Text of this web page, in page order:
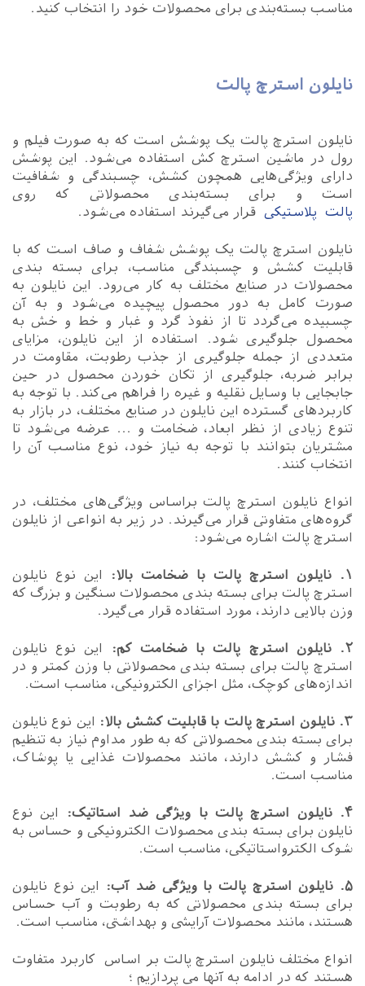
مناسب بسته‌بندی برای محصولات خود را انتخاب کنید.
نایلون استرچ پالت
نایلون استرچ پالت یک پوشش است که به صورت فیلم و
رول در ماشین استرچ کش استفاده می‌شود. این پوشش
دارای ویژگی‌هایی همچون کشش، چسبندگی و شفافیت
است و برای بسته‌بندی محصولاتی که روی
پالت پلاستیکی قرار می‌گیرند استفاده می‌شود.
نایلون استرچ پالت یک پوشش شفاف و صاف است که با
قابلیت کشش و چسبندگی مناسب، برای بسته بندی
محصولات در صنایع مختلف به کار می‌رود. این نایلون به
صورت کامل به دور محصول پیچیده می‌شود و به آن
چسبیده می‌گردد تا از نفوذ گرد و غبار و خط و خش به
محصول جلوگیری شود. استفاده از این نایلون، مزایای
متعددی از جمله جلوگیری از جذب رطوبت، مقاومت در
برابر ضربه، جلوگیری از تکان خوردن محصول در حین
جابجایی با وسایل نقلیه و غیره را فراهم می‌کند. با توجه به
کاربردهای گسترده این نایلون در صنایع مختلف، در بازار به
تنوع زیادی از نظر ابعاد، ضخامت و ... عرضه می‌شود تا
مشتریان بتوانند با توجه به نیاز خود، نوع مناسب آن را
انتخاب کنند.
انواع نایلون استرچ پالت براساس ویژگی‌های مختلف، در
گروه‌های متفاوتی قرار می‌گیرند. در زیر به انواعی از نایلون
استرچ پالت اشاره می‌شود:
۱. نایلون استرچ پالت با ضخامت بالا:
این نوع نایلون
استرچ پالت برای بسته بندی محصولات سنگین و بزرگ که
وزن بالایی دارند، مورد استفاده قرار می‌گیرد.
۲. نایلون استرچ پالت با ضخامت کم:
این نوع نایلون
استرچ پالت برای بسته بندی محصولاتی با وزن کمتر و در
اندازه‌های کوچک، مثل اجزای الکترونیکی، مناسب است.
۳. نایلون استرچ پالت با قابلیت کشش بالا:
این نوع نایلون
برای بسته بندی محصولاتی که به طور مداوم نیاز به تنظیم
فشار و کشش دارند، مانند محصولات غذایی یا پوشاک،
مناسب است.
۴. نایلون استرچ پالت با ویژگی ضد استاتیک:
این نوع
نایلون برای بسته بندی محصولات الکترونیکی و حساس به
شوک الکترواستاتیکی، مناسب است.
۵. نایلون استرچ پالت با ویژگی ضد آب:
این نوع نایلون
برای بسته بندی محصولاتی که به رطوبت و آب حساس
هستند، مانند محصولات آرایشی و بهداشتی، مناسب است.
انواع مختلف نایلون استرچ پالت بر اساس کاربرد متفاوت
هستند که در ادامه به آنها می پردازیم ؛